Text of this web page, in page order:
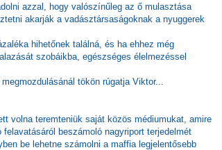
azzal, hogy valószínűleg az ő mulasztása
akarják a vadásztársaságoknak a nyuggerek
hihetőnek találná, és ha ehhez még
szobáikba, egészséges élelmezéssel
tökön rúgatja Viktor...
volna teremteniük saját közös médiumukat, amire
beszámoló nagyriport terjedelmét
be lehetne számolni a maffia legjelentősebb